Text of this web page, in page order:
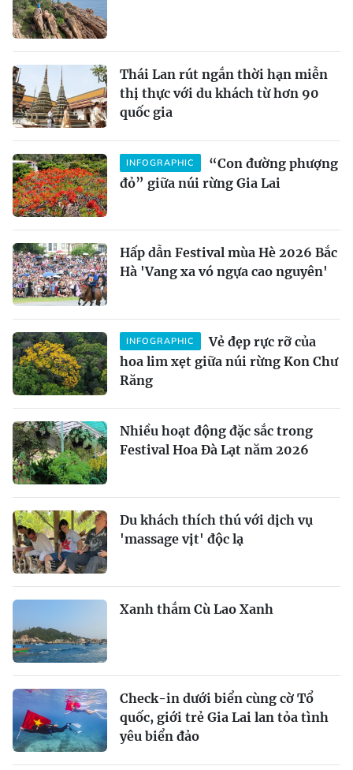
Thái Lan rút ngắn thời hạn miễn
thị thực với du khách từ hơn 90
quốc gia
INFOGRAPHIC
“Con đường phượng
đỏ” giữa núi rừng Gia Lai
Hấp dẫn Festival mùa Hè 2026 Bắc
Hà 'Vang xa vó ngựa cao nguyên'
INFOGRAPHIC
Vẻ đẹp rực rỡ của
hoa lim xẹt giữa núi rừng Kon Chư
Răng
Nhiều hoạt động đặc sắc trong
Festival Hoa Đà Lạt năm 2026
Du khách thích thú với dịch vụ
'massage vịt' độc lạ
Xanh thắm Cù Lao Xanh
Check-in dưới biển cùng cờ Tổ
quốc, giới trẻ Gia Lai lan tỏa tình
yêu biển đảo